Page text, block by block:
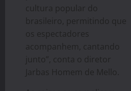
cultura popular do
brasileiro, permitindo que
os espectadores
acompanhem, cantando
junto”, conta o diretor
Jarbas Homem de Mello.